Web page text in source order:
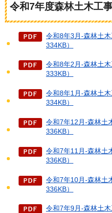
令和7年度森林土木工
令和8年3月-森林土
334KB）
令和8年2月-森林土
333KB）
令和8年1月-森林土
334KB）
令和7年12月-森林土
336KB）
令和7年11月-森林土
336KB）
令和7年10月-森林土
336KB）
令和7年9月-森林土